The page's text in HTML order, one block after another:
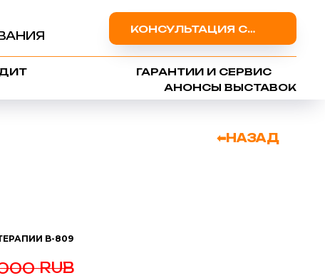
КОНСУЛЬТАЦИЯ СПЕЦИАЛИСТА
ГАРАНТИИ И СЕРВИС
АНОНСЫ ВЫСТАВОК
⬅НАЗАД
B-809
RUB